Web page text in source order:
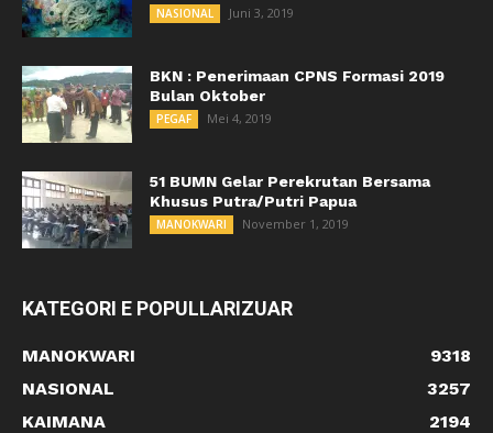
NASIONAL Juni 3, 2019
BKN : Penerimaan CPNS Formasi 2019
Bulan Oktober
PEGAF Mei 4, 2019
51 BUMN Gelar Perekrutan Bersama
Khusus Putra/Putri Papua
MANOKWARI November 1, 2019
KATEGORI E POPULLARIZUAR
MANOKWARI
9318
NASIONAL
3257
KAIMANA
2194